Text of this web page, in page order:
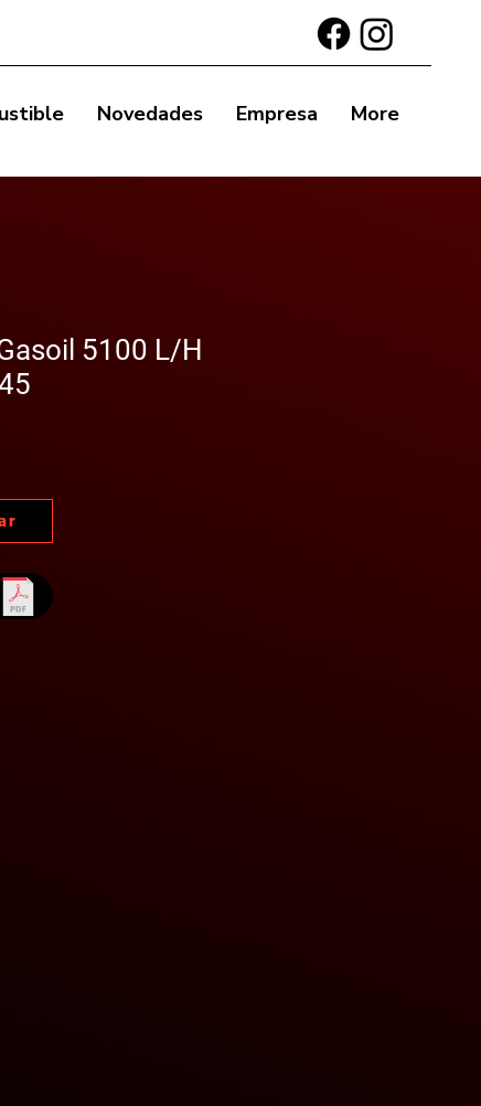
Novedades Empresa More
5100 L/H